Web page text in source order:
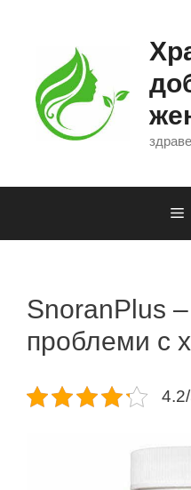
SnoranPlus
проблеми с